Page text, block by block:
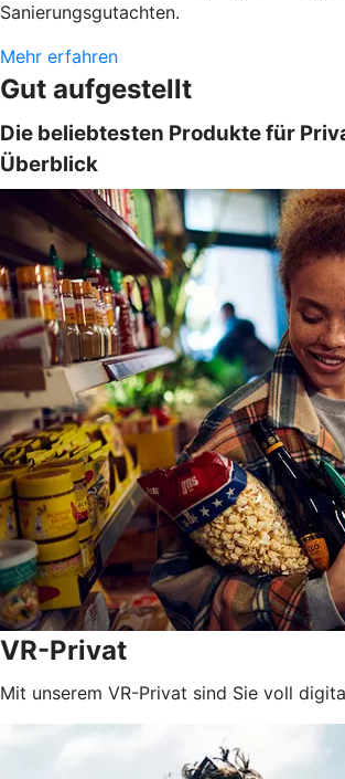
Sanierungsgutachten.
Mehr erfahren
Gut aufgestellt
Die beliebtesten Produkte für
Überblick
VR-Privat
Mit unserem VR-Privat sind Sie voll